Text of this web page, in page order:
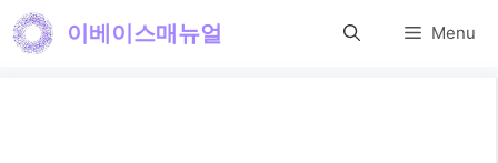
컨
이베이스매뉴얼 Menu